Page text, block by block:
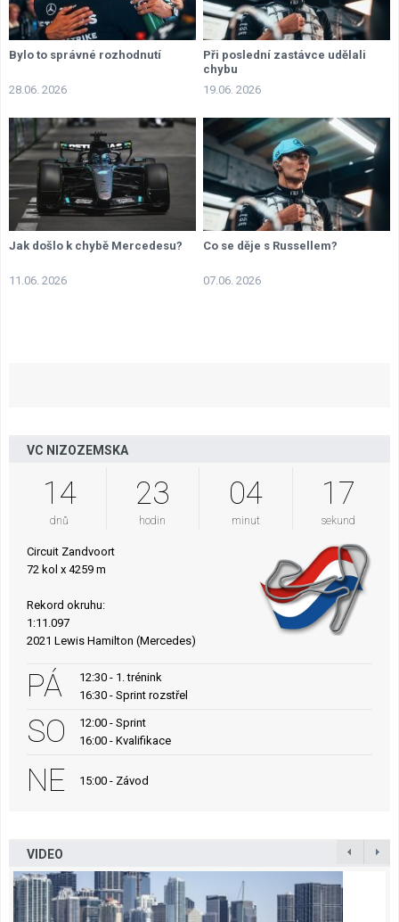
Bylo to správné rozhodnutí
28.06. 2026
Při poslední zastávce udělali
chybu
19.06. 2026
Jak došlo k chybě Mercedesu?
11.06. 2026
Co se děje s Russellem?
07.06. 2026
VC NIZOZEMSKA
14
dnů
23
hodin
04
minut
16
sekund
Circuit Zandvoort
72 kol x 4259 m
Rekord okruhu:
1:11.097
2021 Lewis Hamilton (Mercedes)
PÁ
12:30 - 1. trénink
16:30 - Sprint rozstřel
SO
12:00 - Sprint
16:00 - Kvalifikace
NE 15:00 - Závod
VIDEO